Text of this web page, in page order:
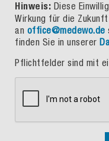
Hinweis: Diese
Wirkung für die
an office@medewo.de
finden Sie in unserer
Pflichtfelder sind mit